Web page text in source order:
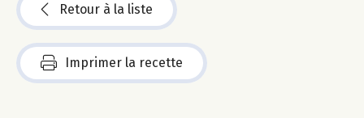
Retour à la liste
Imprimer la recette